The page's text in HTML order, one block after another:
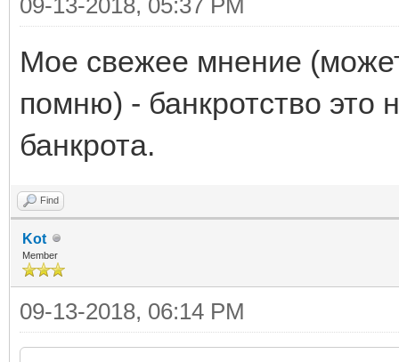
Мое свежее мнение
помню) - банкротство это
банкрота.
Find
Kot
Member
09-13-2018, 06:14 PM